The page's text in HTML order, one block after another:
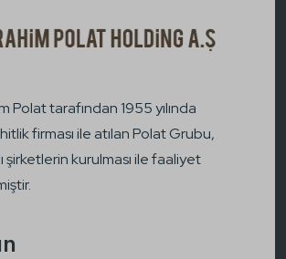
Polat tarafından 1955 yılında
firması ile atılan Polat Grubu,
şirketlerin kurulması ile faaliyet